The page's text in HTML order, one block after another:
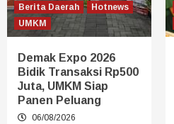
Berita Daerah
Hotnews
UMKM
Demak Expo 2026
Bidik Transaksi Rp500
Juta, UMKM Siap
Panen Peluang
06/08/2026